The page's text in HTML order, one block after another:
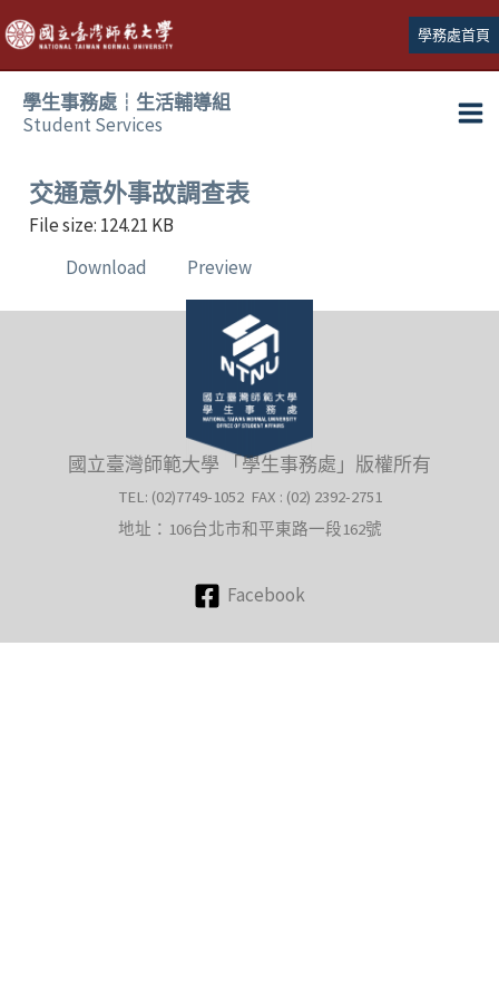
跳
至
主
學務處首頁
學生事務處┆生活輔導組
Student Services
交通意外事故調查表
File size: 124.21 KB
Download
Preview
國立臺灣師範大學 「學生事務處」版權所有
TEL: (02)7749-1052 FAX : (02) 2392-2751
地址：106台北市和平東路一段162號
Facebook